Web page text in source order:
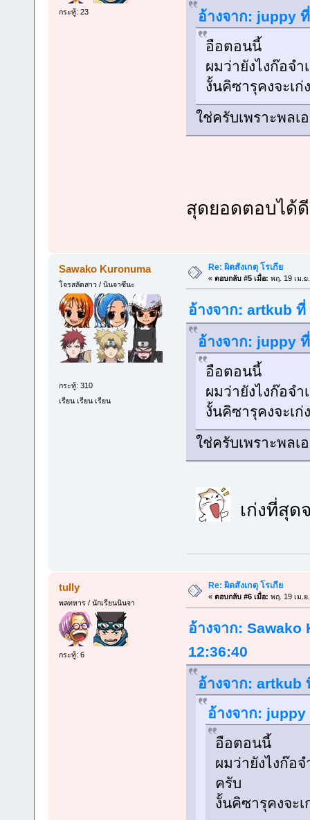
กระทู้: 23
อ้างจาก: juppy
อือตอนนี้
ผมว่ายังไงก๊อจ
งั้นคิซารุคงจะเ
ใช่ครับเพราะพลเ
สุดยอดตอบไ
Sawako Kuronuma
โจรสลัดสาว / นินจาซึนะ
กระทู้: 310
เรียน เรียน เรียน
Re: ผิดสังเกตุ โรเกีย
« ตอบกลับ #5 เมื่อ: พฤ. 19 เม.ย
อ้างจาก: artkub ที่
อ้างจาก: juppy
อือตอนนี้
ผมว่ายังไงก๊อจ
งั้นคิซารุคงจะเ
ใช่ครับเพราะพลเ
เก่งที่สุด
tully
พลทหาร / นักเรียนนินจา
กระทู้: 6
Re: ผิดสังเกตุ โรเกีย
« ตอบกลับ #6 เมื่อ: พฤ. 19 เม.ย
อ้างจาก: Sawako
12:36:40
อ้างจาก: artkub
อ้างจาก: juppy
อือตอนนี้
ผมว่ายังไงก๊อ
ครับ
งั้นคิซารุคงจะ